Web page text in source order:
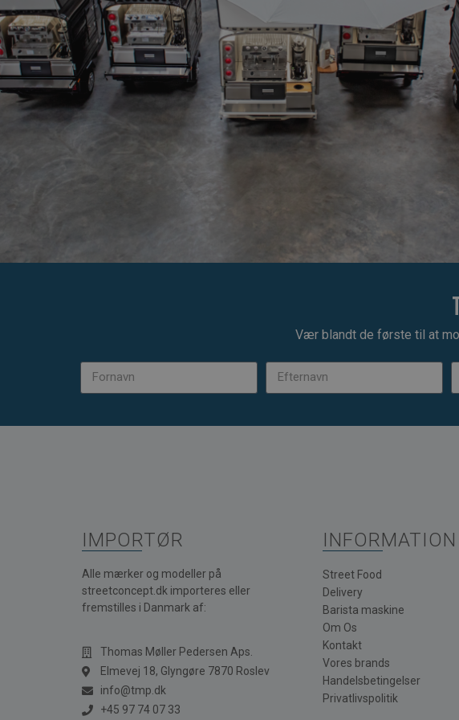
Vær blandt de første til at
IMPORTØR
Alle mærker og modeller på
streetconcept.dk importeres eller
fremstilles i Danmark af:
Thomas Møller Pedersen Aps.
Elmevej 18, Glyngøre 7870 Roslev
info@tmp.dk
+45 97 74 07 33
INFORMATION
Street Food
Delivery
Barista maskine
Om Os
Kontakt
Vores brands
Handelsbetingelser
Privatlivspolitik